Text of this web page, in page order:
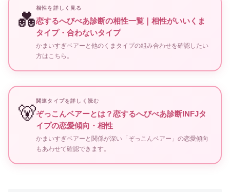
💑
相性を詳しく見る
恋するへびべあ診断の相性一覧｜相性がいいくま
タイプ・合わないタイプ
かまいすぎベアーと他のくまタイプの組み合わせを確認したい
方はこちら。
🐻
関連タイプを詳しく読む
ぞっこんベアーとは？恋するへびべあ診断INFJタ
イプの恋愛傾向・相性
かまいすぎベアーと関係が深い「ぞっこんベアー」の恋愛傾向
もあわせて確認できます。